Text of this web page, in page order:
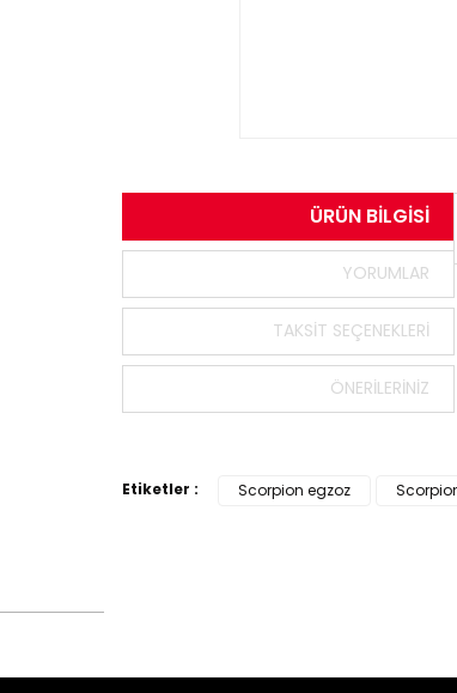
ÜRÜN BILGISI
YORUMLAR
TAKSIT SEÇENEKLERI
ÖNERILERINIZ
Etiketler : Scorpion egzoz